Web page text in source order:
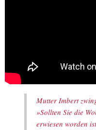
Mutter Imbert
»Sollten Sie die
erwiesen worden